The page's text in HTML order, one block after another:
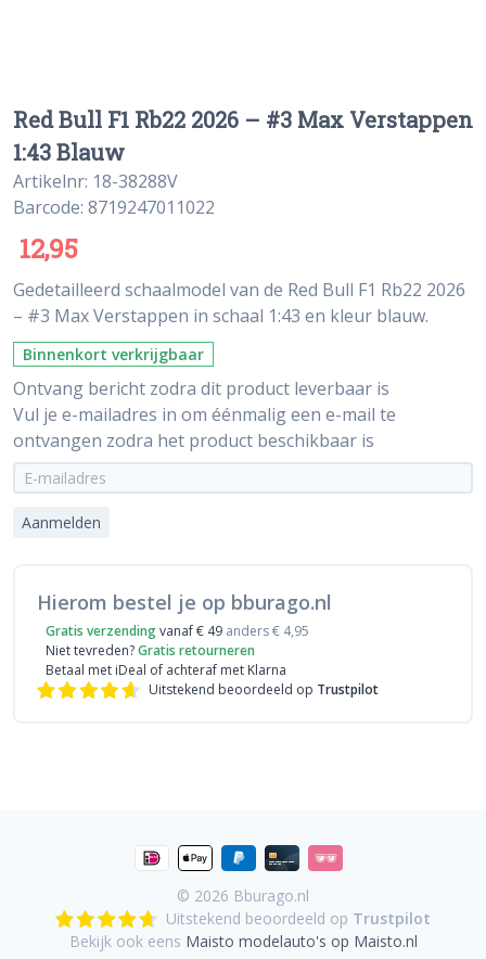
Red Bull F1 Rb22 2026 – #3 Max Verstappen
1:43 Blauw
Artikelnr: 18-38288V
Barcode: 8719247011022
12,95
Gedetailleerd schaalmodel van de Red Bull F1 Rb22 2026
– #3 Max Verstappen in schaal 1:43 en kleur blauw.
Binnenkort verkrijgbaar
Ontvang bericht zodra dit product leverbaar is
Vul je e-mailadres in om éénmalig een e-mail te
ontvangen zodra het product beschikbaar is
Aanmelden
Hierom bestel je op bburago.nl
Gratis verzendingvanaf € 49 anders € 4,95
Niet tevreden?Gratis retourneren
Betaal met iDeal of achteraf met Klarna
Uitstekend beoordeeld op Trustpilot
© 2026 Bburago.nl
Uitstekend beoordeeld op Trustpilot
Bekijk ook eens Maisto modelauto's op Maisto.nl